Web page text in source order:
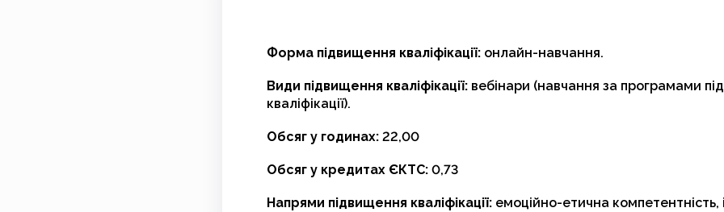
Форма підвищення кваліфікації: онлайн-навчання.
Види підвищення кваліфікації: вебінари (навчання за програмами
кваліфікації).
Обсяг у годинах: 22,00
Обсяг у кредитах ЄКТС: 0,73
Напрями підвищення кваліфікації: емоційно-етична компетентність,